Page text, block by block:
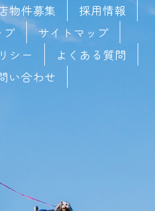
物件募集
採用情報
プ
サイトマップ
シー
よくある質問
い合わせ